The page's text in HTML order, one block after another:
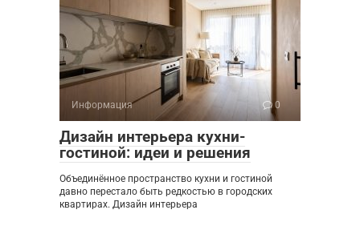
Информация 0
Дизайн интерьера кухни-
гостиной: идеи и решения
Объединённое пространство кухни и гостиной
давно перестало быть редкостью в городских
квартирах. Дизайн интерьера